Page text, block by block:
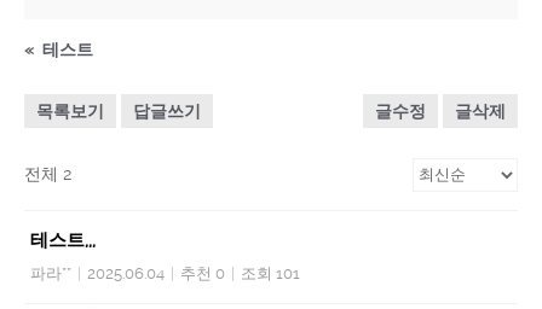
« 테스트
목록보기 답글쓰기 글수정 글삭제
전체 2
테스트,,,
파라** | 2025.06.04 | 추천 0 | 조회 101